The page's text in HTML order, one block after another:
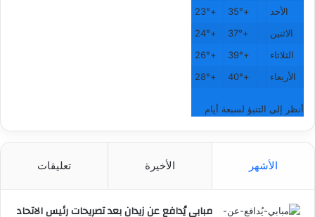
الأحد
+
35°
+
23°
الاثنين
+
37°
+
24°
الثلاثاء
+
39°
+
26°
الأربعاء
+
40°
+
28°
أنظر إلى التنبؤ لسبعة أيام
الأشهر الأخيرة تعليقات
مبابي يُدافع عن زيدان بعد تصريحات رئيس الاتحاد